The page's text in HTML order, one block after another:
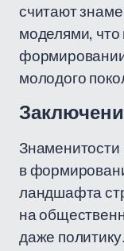
считают
моделями, что
молодого
в
ландшафта
на
даже